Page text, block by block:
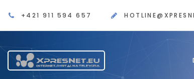
+421 911 594 657